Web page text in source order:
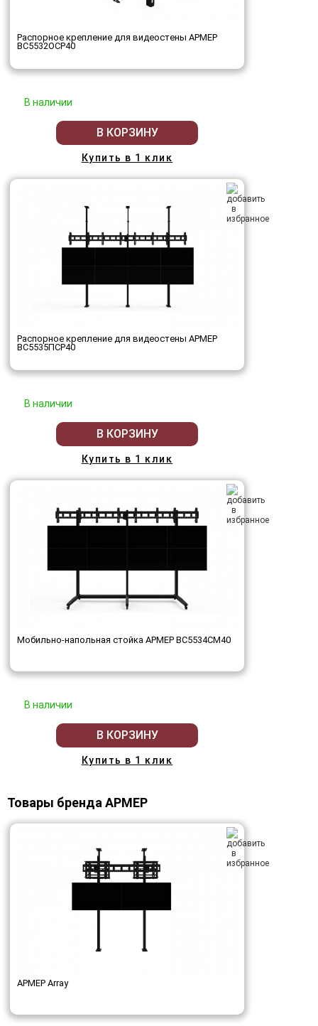
Распорное крепление для видеостены АРМЕР
ВС5532ОСР40
В наличии
В КОРЗИНУ
Купить в 1 клик
Распорное крепление для видеостены АРМЕР
ВС5535ПСР40
В наличии
В КОРЗИНУ
Купить в 1 клик
Мобильно-напольная стойка АРМЕР ВС5534СМ40
В наличии
В КОРЗИНУ
Купить в 1 клик
Товары бренда АРМЕР
АРМЕР Array